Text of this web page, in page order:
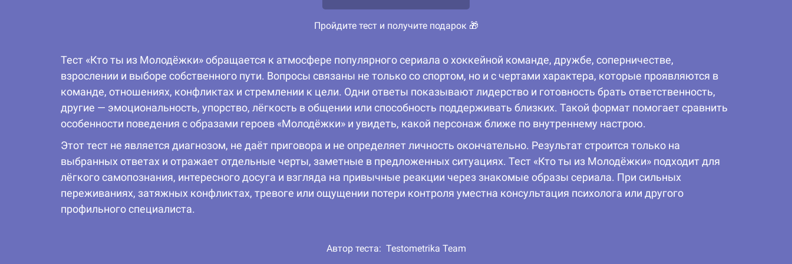
Пройдите тест и получите подарок 🎁
Тест «Кто ты из Молодёжки» обращается к атмосфере популярного сериала о хоккейной команде, дружбе, соперничестве,
взрослении и выборе собственного пути. Вопросы связаны не только со спортом, но и с чертами характера, которые проявляются в
команде, отношениях, конфликтах и стремлении к цели. Одни ответы показывают лидерство и готовность брать ответственность,
другие — эмоциональность, упорство, лёгкость в общении или способность поддерживать близких. Такой формат помогает сравнить
особенности поведения с образами героев «Молодёжки» и увидеть, какой персонаж ближе по внутреннему настрою.
Этот тест не является диагнозом, не даёт приговора и не определяет личность окончательно. Результат строится только на
выбранных ответах и отражает отдельные черты, заметные в предложенных ситуациях. Тест «Кто ты из Молодёжки» подходит для
лёгкого самопознания, интересного досуга и взгляда на привычные реакции через знакомые образы сериала. При сильных
переживаниях, затяжных конфликтах, тревоге или ощущении потери контроля уместна консультация психолога или другого
профильного специалиста.
Автор теста: Testometrika Team